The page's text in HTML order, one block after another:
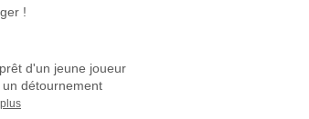
!
d'un jeune joueur
détournement